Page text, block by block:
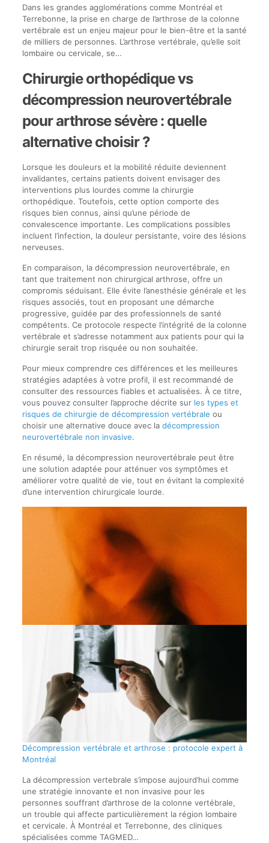
Dans les grandes agglomérations comme Montréal et
Terrebonne, la prise en charge de l’arthrose de la colonne
vertébrale est un enjeu majeur pour le bien-être et la santé
de milliers de personnes. L’arthrose vertébrale, qu’elle soit
lombaire ou cervicale, se…
Chirurgie orthopédique vs
décompression neurovertébrale
pour arthrose sévère : quelle
alternative choisir ?
Lorsque les douleurs et la mobilité réduite deviennent
invalidantes, certains patients doivent envisager des
interventions plus lourdes comme la chirurgie
orthopédique. Toutefois, cette option comporte des
risques bien connus, ainsi qu’une période de
convalescence importante. Les complications possibles
incluent l’infection, la douleur persistante, voire des lésions
nerveuses.
En comparaison, la décompression neurovertébrale, en
tant que traitement non chirurgical arthrose, offre un
compromis séduisant. Elle évite l’anesthésie générale et les
risques associés, tout en proposant une démarche
progressive, guidée par des professionnels de santé
compétents. Ce protocole respecte l’intégrité de la colonne
vertébrale et s’adresse notamment aux patients pour qui la
chirurgie serait trop risquée ou non souhaitée.
Pour mieux comprendre ces différences et les meilleures
stratégies adaptées à votre profil, il est recommandé de
consulter des ressources fiables et actualisées. À ce titre,
vous pouvez consulter l’approche décrite sur les types et
risques de chirurgie de décompression vertébrale ou
choisir une alternative douce avec la décompression
neurovertébrale non invasive.
En résumé, la décompression neurovertébrale peut être
une solution adaptée pour atténuer vos symptômes et
améliorer votre qualité de vie, tout en évitant la complexité
d’une intervention chirurgicale lourde.
Décompression vertébrale et arthrose : protocole expert à
Montréal
La décompression vertebrale s’impose aujourd’hui comme
une stratégie innovante et non invasive pour les
personnes souffrant d’arthrose de la colonne vertébrale,
un trouble qui affecte particulièrement la région lombaire
et cervicale. À Montréal et Terrebonne, des cliniques
spécialisées comme TAGMED…